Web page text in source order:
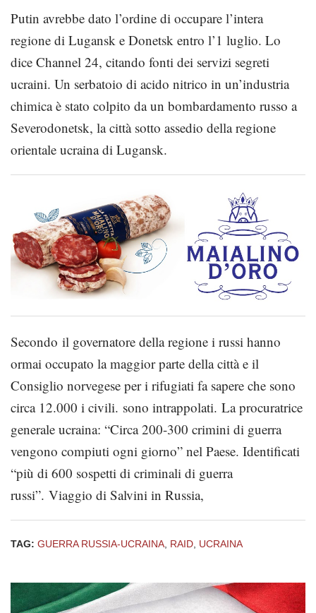
Putin avrebbe dato l’ordine di occupare l’intera
regione di Lugansk e Donetsk entro l’1 luglio. Lo
dice Channel 24, citando fonti dei servizi segreti
ucraini. Un serbatoio di acido nitrico in un’industria
chimica è stato colpito da un bombardamento russo a
Severodonetsk, la città sotto assedio della regione
orientale ucraina di Lugansk.
Secondo il governatore della regione i russi hanno
ormai occupato la maggior parte della città e il
Consiglio norvegese per i rifugiati fa sapere che sono
circa 12.000 i civili. sono intrappolati. La procuratrice
generale ucraina: “Circa 200-300 crimini di guerra
vengono compiuti ogni giorno” nel Paese. Identificati
“più di 600 sospetti di criminali di guerra
russi”. Viaggio di Salvini in Russia,
TAG: GUERRA RUSSIA-UCRAINA RAID UCRAINA